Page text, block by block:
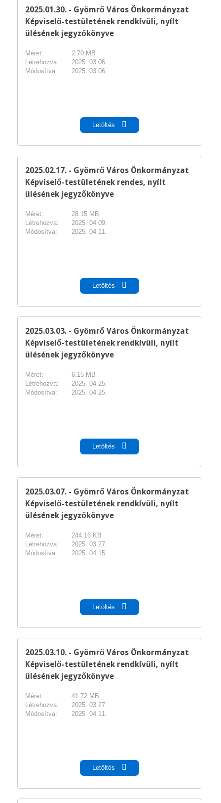
2025.01.30. - Gyömrő Város Önkormányzat
Képviselő-testületének rendkívüli, nyílt
ülésének jegyzőkönyve
Méret:
2.70 MB
Létrehozva:
2025. 03 06.
Módosítva:
2025. 03 06.
Letöltés
2025.02.17. - Gyömrő Város Önkormányzat
Képviselő-testületének rendes, nyílt
ülésének jegyzőkönyve
Méret:
28.15 MB
Létrehozva:
2025. 04 09.
Módosítva:
2025. 04 11.
Letöltés
2025.03.03. - Gyömrő Város Önkormányzat
Képviselő-testületének rendkívüli, nyílt
ülésének jegyzőkönyve
Méret:
6.15 MB
Létrehozva:
2025. 04 25.
Módosítva:
2025. 04 25.
Letöltés
2025.03.07. - Gyömrő Város Önkormányzat
Képviselő-testületének rendkívüli, nyílt
ülésének jegyzőkönyve
Méret:
244.16 KB
Létrehozva:
2025. 03 27.
Módosítva:
2025. 04 15.
Letöltés
2025.03.10. - Gyömrő Város Önkormányzat
Képviselő-testületének rendkívüli, nyílt
ülésének jegyzőkönyve
Méret:
41.72 MB
Létrehozva:
2025. 03 27.
Módosítva:
2025. 04 11.
Letöltés